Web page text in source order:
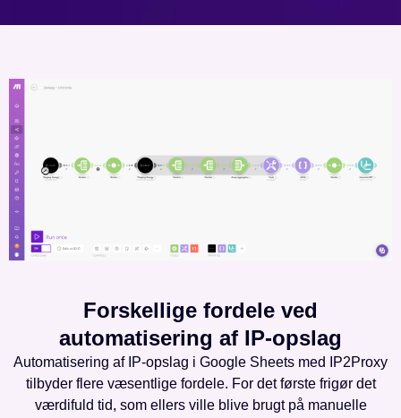
Forskellige fordele ved
automatisering af IP-opslag
Automatisering af IP-opslag i Google Sheets med IP2Proxy
tilbyder flere væsentlige fordele. For det første frigør det
værdifuld tid, som ellers ville blive brugt på manuelle